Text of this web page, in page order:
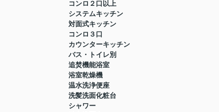
コンロ２口以上
システムキッチン
対面式キッチン
コンロ３口
カウンターキッチン
バス・トイレ別
追焚機能浴室
浴室乾燥機
温水洗浄便座
洗髪洗面化粧台
シャワー